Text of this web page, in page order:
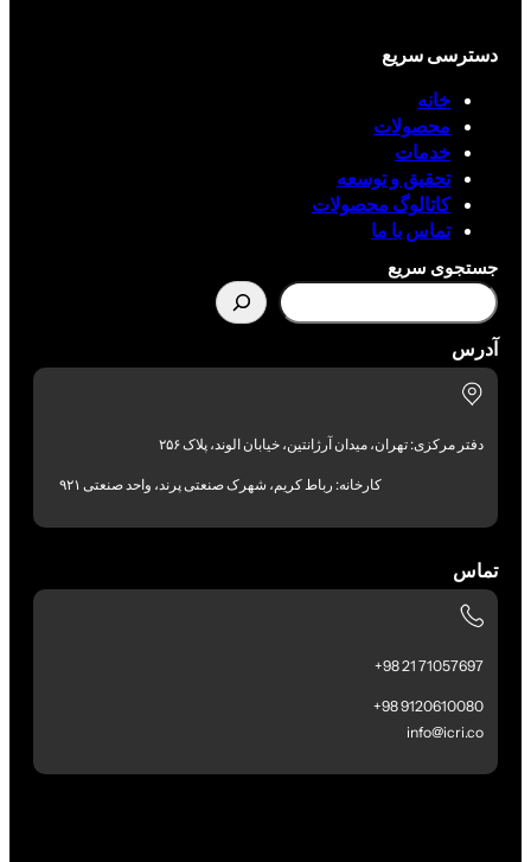
دسترسی سریع
خانه
محصولات
خدمات
تحقیق و توسعه
کاتالوگ محصولات
تماس با ما
جستجوی سریع
آدرس
دفتر مرکزی: تهران، میدان آرژانتین، خیابان الوند، پلاک ۲۵۶
کارخانه: رباط کریم، شهرک صنعتی پرند، واحد صنعتی ۹۲۱
تماس
71057697 21 98+
9120610080 98+
info@icri.co